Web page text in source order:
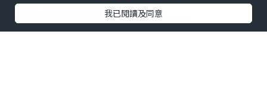
我已閱讀及同意